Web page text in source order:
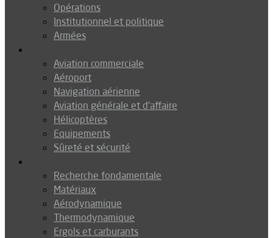
Opérations
Institutionnel et politique
Armées
Aviation commerciale
Aéroport
Navigation aérienne
Aviation générale et d’affaire
Hélicoptères
Equipements
Sûreté et sécurité
Recherche fondamentale
Matériaux
Aérodynamique
Thermodynamique
Ergols et carburants